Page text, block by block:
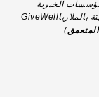
الخيرية
GiveWell؛ يمكن أن ينقذ حياة واحدة وتجنب 300 إصابة غير مميتة بالملاريا
المتعمق